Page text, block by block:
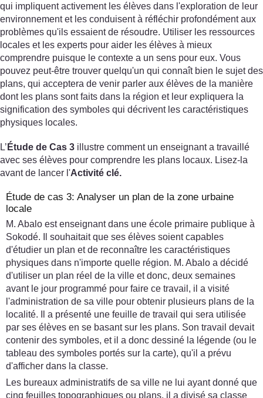
qui impliquent activement les élèves dans l'exploration de leur
environnement et les conduisent à réfléchir profondément aux
problèmes qu'ils essaient de résoudre. Utiliser les ressources
locales et les experts pour aider les élèves à mieux
comprendre puisque le contexte a un sens pour eux. Vous
pouvez peut-être trouver quelqu'un qui connaît bien le sujet des
plans, qui acceptera de venir parler aux élèves de la manière
dont les plans sont faits dans la région et leur expliquera la
signification des symboles qui décrivent les caractéristiques
physiques locales.
L’ Étude de Cas 3 illustre comment un enseignant a travaillé
avec ses élèves pour comprendre les plans locaux. Lisez-la
avant de lancer l'Activité clé.
Étude de cas 3: Analyser un plan de la zone urbaine
locale
M. Abalo est enseignant dans une école primaire publique à
Sokodé. Il souhaitait que ses élèves soient capables
d'étudier un plan et de reconnaître les caractéristiques
physiques dans n'importe quelle région. M. Abalo a décidé
d'utiliser un plan réel de la ville et donc, deux semaines
avant le jour programmé pour faire ce travail, il a visité
l'administration de sa ville pour obtenir plusieurs plans de la
localité. Il a présenté une feuille de travail qui sera utilisée
par ses élèves en se basant sur les plans. Son travail devait
contenir des symboles, et il a donc dessiné la légende (ou le
tableau des symboles portés sur la carte), qu'il a prévu
d'afficher dans la classe.
Les bureaux administratifs de sa ville ne lui ayant donné que
cinq feuilles topographiques ou plans, il a divisé sa classe